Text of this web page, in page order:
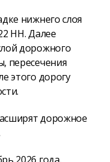
нижнего слоя
НН. Далее
дорожного
пересечения
этого дорогу
дорожное